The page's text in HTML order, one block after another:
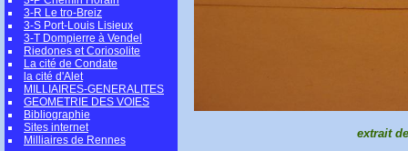
3-R Le tro-Breiz
3-S Port-Louis Lisieux
3-T Dompierre à Vendel
Riedones et Coriosolite
La cité de Condate
la cité d'Alet
MILLIAIRES-GENERALITES
GEOMETRIE DES VOIES
Bibliographie
Sites internet
Milliaires de Rennes
extrait